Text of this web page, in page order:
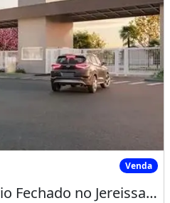
Fechado no Jereissate
Venda
Casas em Condominio Fechado no Jereissate 3, Entrada Facilitada em Ate 60X, Aproveite!